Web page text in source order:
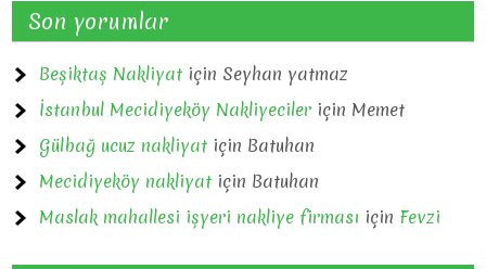
Son yorumlar
Beşiktaş Nakliyat için Seyhan yatmaz
İstanbul Mecidiyeköy Nakliyeciler için Memet
Gülbağ ucuz nakliyat için Batuhan
Mecidiyeköy nakliyat için Batuhan
Maslak mahallesi işyeri nakliye firması için Fevzi